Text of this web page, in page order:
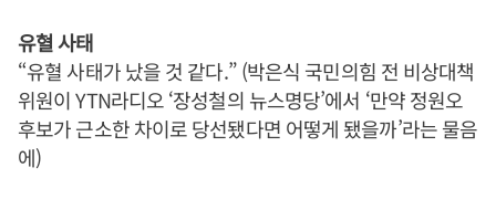
유혈 사태
“유혈 사태가 났을 것 같다.” (박은식 국민의힘 전 비상대책
위원이 YTN라디오 ‘장성철의 뉴스명당’에서 ‘만약 정원오
후보가 근소한 차이로 당선됐다면 어떻게 됐을까’라는 물음
에)